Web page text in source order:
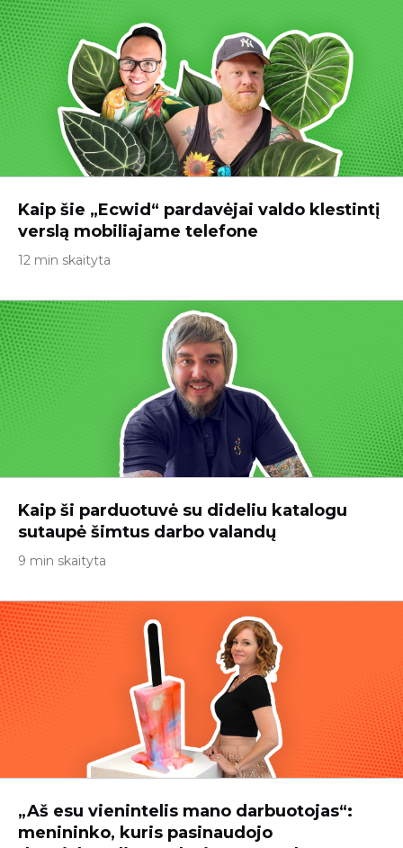
Kaip šie „Ecwid“ pardavėjai valdo klestintį
verslą mobiliajame telefone
12 min skaityta
Kaip ši parduotuvė su dideliu katalogu
sutaupė šimtus darbo valandų
9 min skaityta
„Aš esu vienintelis mano darbuotojas“:
menininko, kuris pasinaudojo